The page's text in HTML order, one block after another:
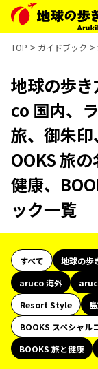
TOP ガイドブック
地球の歩
co 国内、
旅、御朱
OOKS 旅
健康、
ック一覧
すべて 地球の歩
aruco 海外
Resort Style
BOOKS スペシャル
BOOKS 旅と健康